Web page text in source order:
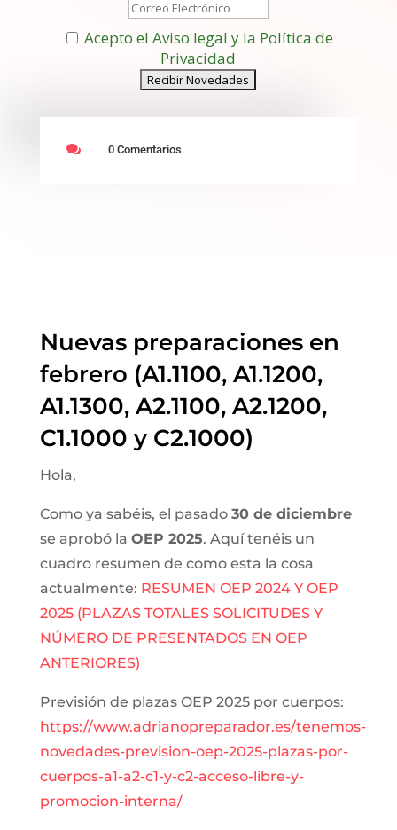
Acepto el Aviso legal y la Política de
Privacidad
 0 Comentarios
Nuevas preparaciones en
febrero (A1.1100, A1.1200,
A1.1300, A2.1100, A2.1200,
C1.1000 y C2.1000)
Hola,
Como ya sabéis, el pasado 30 de diciembre
se aprobó la OEP 2025. Aquí tenéis un
cuadro resumen de como esta la cosa
actualmente: RESUMEN OEP 2024 Y OEP
2025 (PLAZAS TOTALES SOLICITUDES Y
NÚMERO DE PRESENTADOS EN OEP
ANTERIORES)
Previsión de plazas OEP 2025 por cuerpos:
https://www.adrianopreparador.es/tenemos-
novedades-prevision-oep-2025-plazas-por-
cuerpos-a1-a2-c1-y-c2-acceso-libre-y-
promocion-interna/